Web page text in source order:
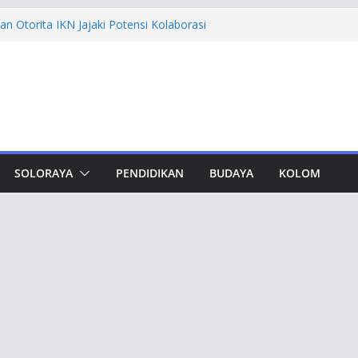
Otorita IKN Jajaki Potensi Kolaborasi
Muktamar Tapak Suci, Ahmad Luthfi
Jadi Penguat Persatuan Bangsa
Award, Ahmad Luthfi Dinilai
untuk Jateng
Taj Yasin Minta Optimalkan
SOLORAYA PENDIDIKAN BUDAYA KOLOM